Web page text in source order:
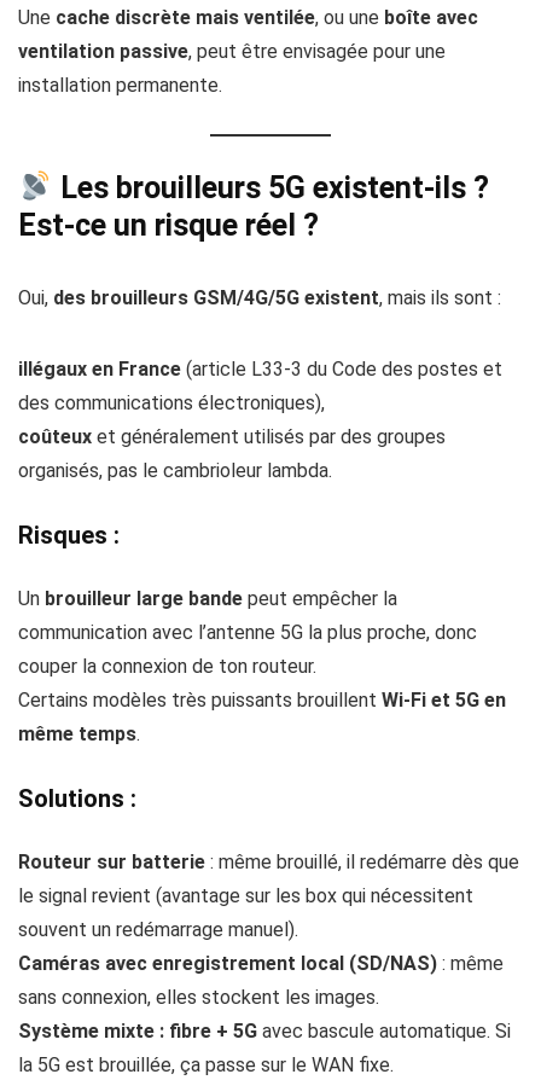
Une cache discrète mais ventilée, ou une boîte avec
ventilation passive, peut être envisagée pour une
installation permanente.
Les brouilleurs 5G existent-ils ?
Est-ce un risque réel ?
Oui, des brouilleurs GSM/4G/5G existent, mais ils sont :
illégaux en France (article L33-3 du Code des postes et
des communications électroniques),
coûteux et généralement utilisés par des groupes
organisés, pas le cambrioleur lambda.
Risques :
Un brouilleur large bande peut empêcher la
communication avec l’antenne 5G la plus proche, donc
couper la connexion de ton routeur.
Certains modèles très puissants brouillent Wi-Fi et 5G en
même temps.
Solutions :
Routeur sur batterie : même brouillé, il redémarre dès que
le signal revient (avantage sur les box qui nécessitent
souvent un redémarrage manuel).
Caméras avec enregistrement local (SD/NAS) : même
sans connexion, elles stockent les images.
Système mixte : fibre + 5G avec bascule automatique. Si
la 5G est brouillée, ça passe sur le WAN fixe.